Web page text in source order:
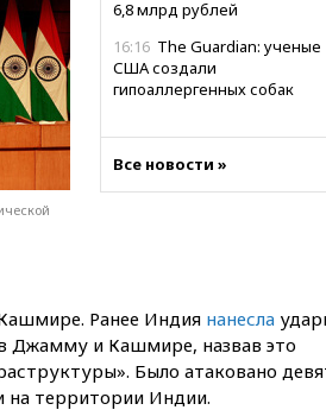
6,8 млрд рублей
16:16 The Guardian: ученые
США создали
гипоаллергенных собак
14:57 Жара в Европе может
нанести ущерб экономике
Все новости »
Ранее Индия нанесла
Джамму и Кашмире, назвав это
Было атаковано
на территории Индии.